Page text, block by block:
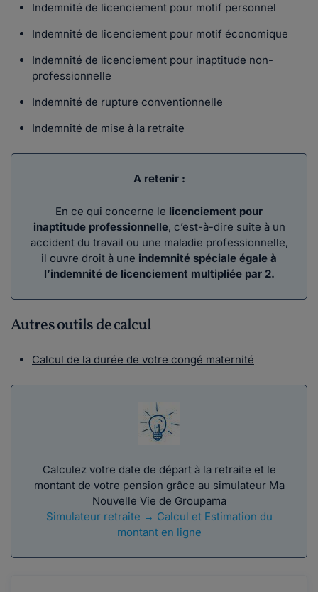
Indemnité de licenciement pour motif personnel
Indemnité de licenciement pour motif économique
Indemnité de licenciement pour inaptitude non-
professionnelle
Indemnité de rupture conventionnelle
Indemnité de mise à la retraite
A retenir :
En ce qui concerne le licenciement pour
inaptitude professionnelle, c’est-à-dire suite à un
accident du travail ou une maladie professionnelle,
il ouvre droit à une indemnité spéciale égale à
l’indemnité de licenciement multipliée par 2.
Autres outils de calcul
Calcul de la durée de votre congé maternité
Calculez votre date de départ à la retraite et le
montant de votre pension grâce au simulateur Ma
Nouvelle Vie de Groupama
Simulateur retraite → Calcul et Estimation du
montant en ligne